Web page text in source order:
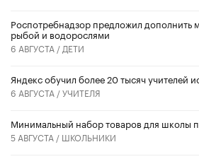
Роспотребнадзор предложил дополнить
рыбой и водорослями
6 АВГУСТА / ДЕТИ
​Яндекс обучил более 20 тысяч учителей
6 АВГУСТА /УЧИТЕЛЯ
Минимальный набор товаров для школы
5 АВГУСТА / ШКОЛЬНИКИ